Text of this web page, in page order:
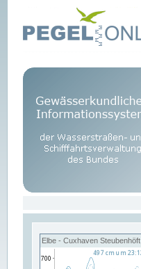
Elbe - Cuxhaven Steubenhöft